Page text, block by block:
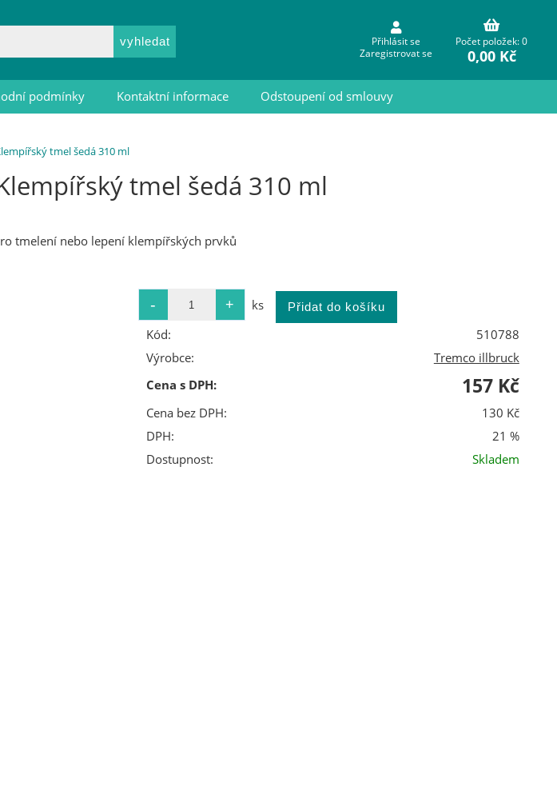
Přihlásit se
Zaregistrovat se
Počet položek: 0
0,00 Kč
podmínky Kontaktní informace Odstoupení od smlouvy
tmel šedá 310 ml
tmel šedá 310 ml
tmelení nebo lepení klempířských prvků
ks
Kód:
510788
Výrobce:
Tremco illbruck
Cena s DPH:
157 Kč
Cena bez DPH:
130 Kč
DPH:
21 %
Dostupnost:
Skladem